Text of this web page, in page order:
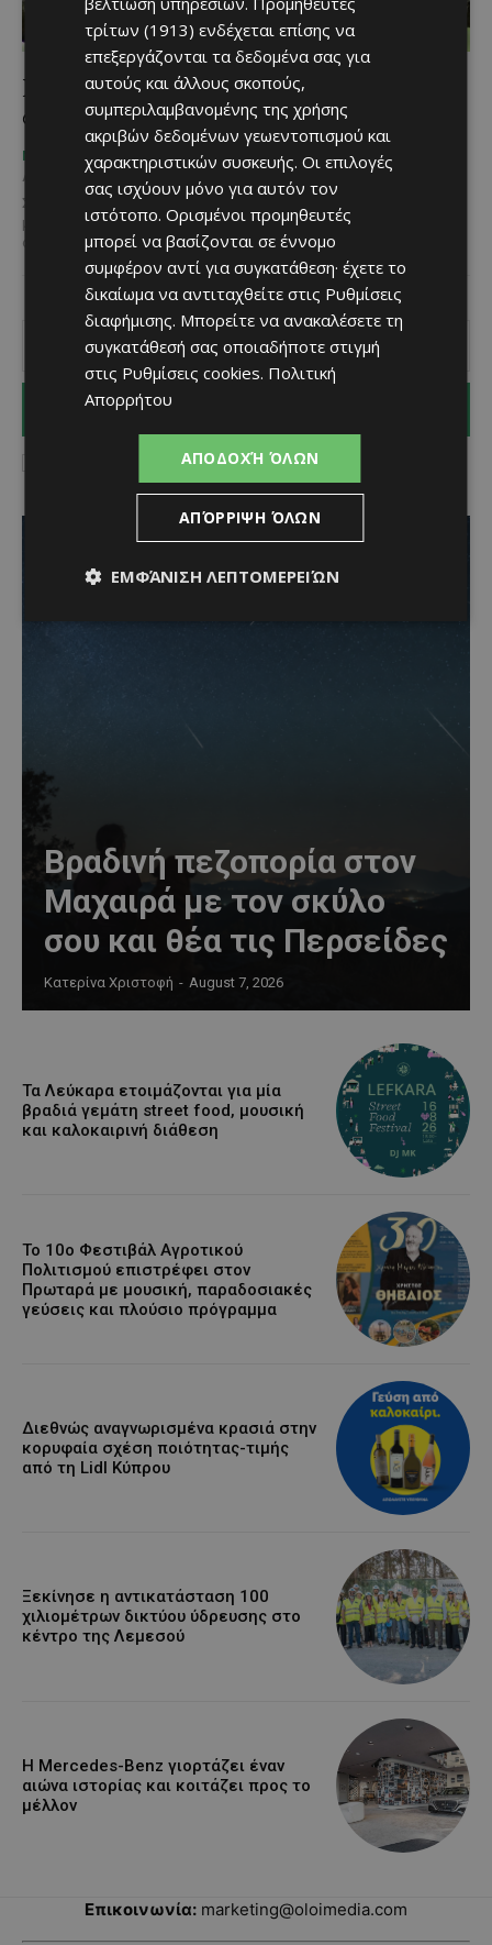
Εσύ ξέρεις πώς αλλιώς ονομάζεται το
φιλικουτούνι της Κύπρου;
ΜΈΝΟΥΜΕ ΕΝΗΜΕΡΩΜΈΝΟΙ Χριστίνα Γεωργίου
August 5, 2025
Σίγουρα έχεις ξαναδεί το πανέμορφο φιλικουτούνι της Κύπρου
μας. Φτιάχνει συνήθως τη φωλιά του σε δένδρα, κήπους ακόμα και
σε κάποιο μπαλκόνι του σπιτιού...
I've read and accept the Privacy Policy.
Βραδινή πεζοπορία στον
Μαχαιρά με τον σκύλο
σου και θέα τις Περσείδες
Κατερίνα Χριστοφή - August 7, 2026
Τα Λεύκαρα ετοιμάζονται για μία
βραδιά γεμάτη street food, μουσική
και καλοκαιρινή διάθεση
Το 10ο Φεστιβάλ Αγροτικού
Πολιτισμού επιστρέφει στον
Πρωταρά με μουσική, παραδοσιακές
γεύσεις και πλούσιο πρόγραμμα
Διεθνώς αναγνωρισμένα κρασιά στην
κορυφαία σχέση ποιότητας-τιμής
από τη Lidl Κύπρου
Ξεκίνησε η αντικατάσταση 100
χιλιομέτρων δικτύου ύδρευσης στο
κέντρο της Λεμεσού
Η Mercedes-Benz γιορτάζει έναν
αιώνα ιστορίας και κοιτάζει προς το
μέλλον
Επικοινωνία: marketing@oloimedia.com
τρίτων (1913) ενδέχεται επίσης να
επεξεργάζονται τα δεδομένα σας για
αυτούς και άλλους σκοπούς,
συμπεριλαμβανομένης της χρήσης
ακριβών δεδομένων γεωεντοπισμού και
χαρακτηριστικών συσκευής. Οι επιλογές
σας ισχύουν μόνο για αυτόν τον
ιστότοπο. Ορισμένοι προμηθευτές
μπορεί να βασίζονται σε έννομο
συμφέρον αντί για συγκατάθεση· έχετε το
δικαίωμα να αντιταχθείτε στις Ρυθμίσεις
διαφήμισης. Μπορείτε να ανακαλέσετε τη
συγκατάθεσή σας οποιαδήποτε στιγμή
στις Ρυθμίσεις cookies. Πολιτική
Απορρήτου
ΑΠΟΔΟΧΉ ΌΛΩΝ
ΑΠΌΡΡΙΨΗ ΌΛΩΝ
ΕΜΦΆΝΙΣΗ ΛΕΠΤΟΜΕΡΕΙΏΝ